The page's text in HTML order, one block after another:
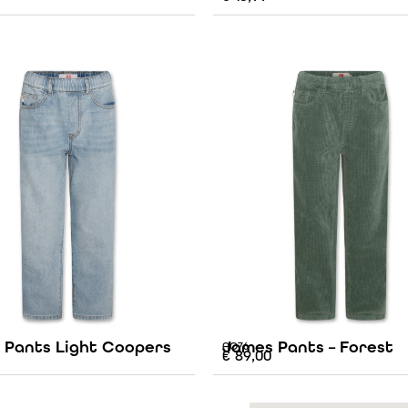
Pants Light Coopers AO76
James Pants – Forest
€89,00